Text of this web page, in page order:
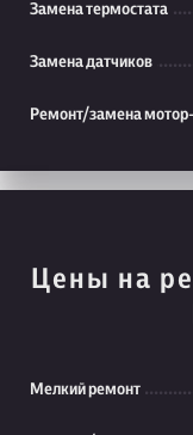
Замена термостата
Замена датчиков
Ремонт/замена
Цены на
Мелкий ремонт